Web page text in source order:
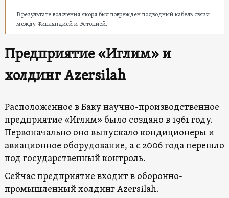
В результате волочения якоря был поврежден подводный кабель связи
между Финляндией и Эстонией.
Предприятие «Иглим» и
холдинг Azersilah
Расположенное в Баку научно-производственное
предприятие «Иглим» было создано в 1961 году.
Первоначально оно выпускало кондиционеры и
авиационное оборудование, а с 2006 года перешло
под государственный контроль.
Сейчас предприятие входит в оборонно-
промышленный холдинг Azersilah.